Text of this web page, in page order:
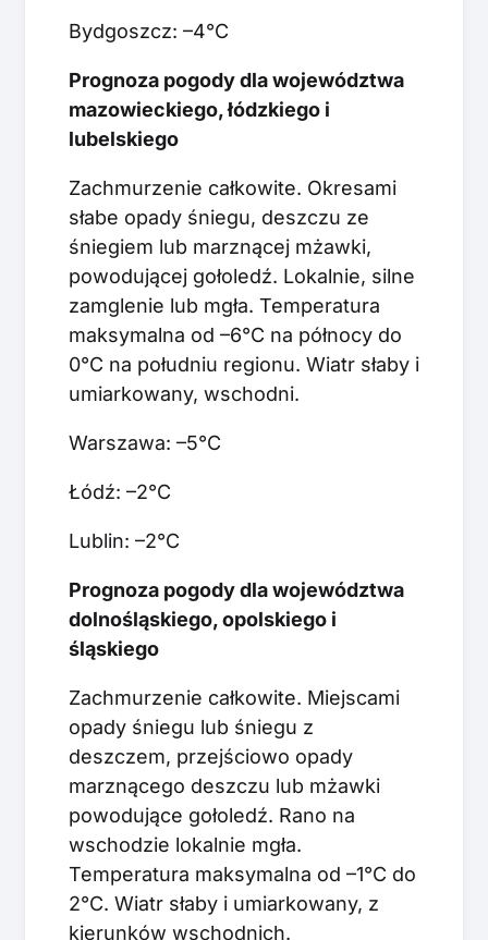
Bydgoszcz: –4°C
Prognoza pogody dla województwa
mazowieckiego, łódzkiego i
lubelskiego
Zachmurzenie całkowite. Okresami
słabe opady śniegu, deszczu ze
śniegiem lub marznącej mżawki,
powodującej gołoledź. Lokalnie, silne
zamglenie lub mgła. Temperatura
maksymalna od –6°C na północy do
0°C na południu regionu. Wiatr słaby i
umiarkowany, wschodni.
Warszawa: –5°C
Łódź: –2°C
Lublin: –2°C
Prognoza pogody dla województwa
dolnośląskiego, opolskiego i
śląskiego
Zachmurzenie całkowite. Miejscami
opady śniegu lub śniegu z
deszczem, przejściowo opady
marznącego deszczu lub mżawki
powodujące gołoledź. Rano na
wschodzie lokalnie mgła.
Temperatura maksymalna od –1°C do
2°C. Wiatr słaby i umiarkowany, z
kierunków wschodnich.